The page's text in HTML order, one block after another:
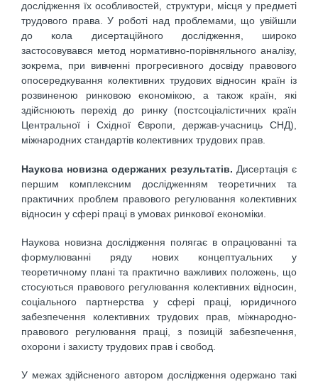
дослідження їх особливостей, структури, місця у предметі
трудового права. У роботі над проблемами, що увійшли
до кола дисертаційного дослідження, широко
застосовувався метод нормативно-порівняльного аналізу,
зокрема, при вивченні прогресивного досвіду правового
опосередкування колективних трудових відносин країн із
розвиненою ринковою економікою, а також країн, які
здійснюють перехід до ринку (постсоціалістичних країн
Центральної і Східної Європи, держав-учасниць СНД),
міжнародних стандартів колективних трудових прав.
Наукова новизна одержаних результатів. Дисертація є
першим комплексним дослідженням теоретичних та
практичних проблем правового регулювання колективних
відносин у сфері праці в умовах ринкової економіки.
Наукова новизна дослідження полягає в опрацюванні та
формулюванні ряду нових концептуальних у
теоретичному плані та практично важливих положень, що
стосуються правового регулювання колективних відносин,
соціального партнерства у сфері праці, юридичного
забезпечення колективних трудових прав, міжнародно-
правового регулювання праці, з позицій забезпечення,
охорони і захисту трудових прав і свобод.
У межах здійсненого автором дослідження одержано такі